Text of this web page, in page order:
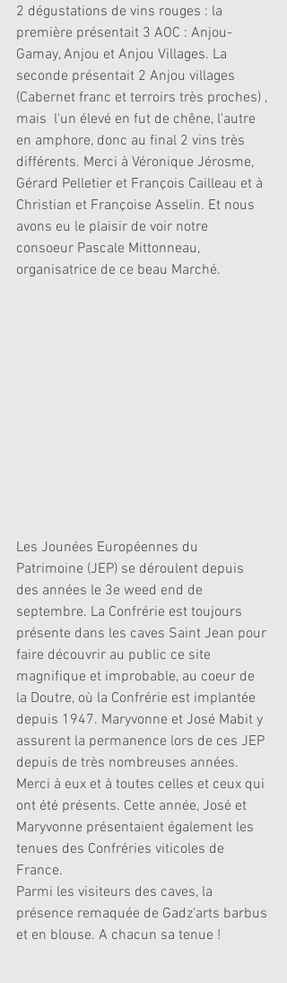
2 dégustations de vins rouges : la
première présentait 3 AOC : Anjou-
Gamay, Anjou et Anjou Villages. La
seconde présentait 2 Anjou villages
(Cabernet franc et terroirs très proches) ,
mais  l'un élevé en fut de chêne, l'autre
en amphore, donc au final 2 vins très
différents. Merci à Véronique Jérosme,
Gérard Pelletier et François Cailleau et à
Christian et Françoise Asselin. Et nous
avons eu le plaisir de voir notre
consoeur Pascale Mittonneau,
organisatrice de ce beau Marché.
Les Jounées Européennes du
Patrimoine (JEP) se déroulent depuis
des années le 3e weed end de
septembre. La Confrérie est toujours
présente dans les caves Saint Jean pour
faire découvrir au public ce site
magnifique et improbable, au coeur de
la Doutre, où la Confrérie est implantée
depuis 1947. Maryvonne et José Mabit y
assurent la permanence lors de ces JEP
depuis de très nombreuses années.
Merci à eux et à toutes celles et ceux qui
ont été présents. Cette année, José et
Maryvonne présentaient également les
tenues des Confréries viticoles de
France.
Parmi les visiteurs des caves, la
présence remaquée de Gadz'arts barbus
et en blouse. A chacun sa tenue !